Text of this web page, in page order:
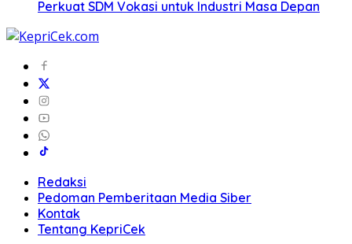
Perkuat SDM Vokasi untuk Industri Masa Depan
Redaksi
Pedoman Pemberitaan Media Siber
Kontak
Tentang KepriCek